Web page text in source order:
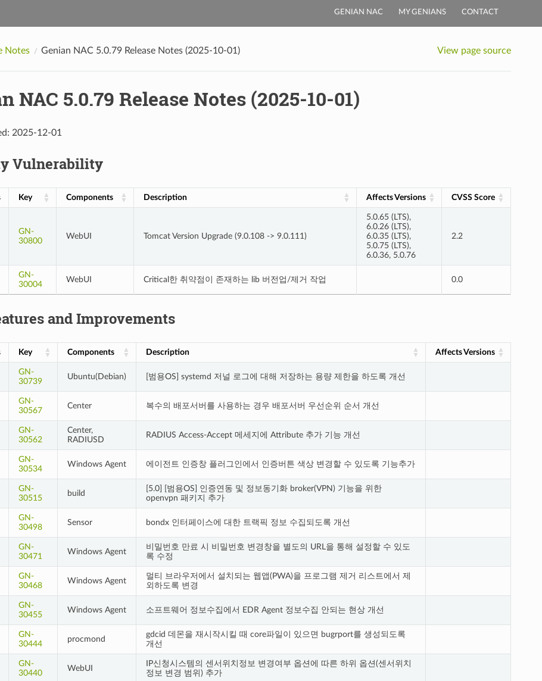
GENIAN NAC MY GENIANS CONTACT
Notes Genian NAC 5.0.79 Release Notes (2025-10-01) View page source
NAC 5.0.79 Release Notes (2025-10-01)
2025-12-01
Vulnerability
Key Components Description Affects Versions CVSS Score
GN-
30800
WebUI Tomcat Version Upgrade (9.0.108 -> 9.0.111)
5.0.65 (LTS),
6.0.26 (LTS),
6.0.35 (LTS),
5.0.75 (LTS),
6.0.36, 5.0.76
2.2
GN-
30004
WebUI Critical한 취약점이 존재하는 lib 버전업/제거 작업 0.0
and Improvements
Key Components Description Affects Versions
GN-
30739
Ubuntu(Debian) [범용OS] systemd 저널 로그에 대해 저장하는 용량 제한을 하도록 개선
GN-
30567
Center 복수의 배포서버를 사용하는 경우 배포서버 우선순위 순서 개선
GN-
30562
Center,
RADIUSD
RADIUS Access-Accept 메세지에 Attribute 추가 기능 개선
GN-
30534
Windows Agent 에이전트 인증창 플러그인에서 인증버튼 색상 변경할 수 있도록 기능추가
GN-
30515
build
[5.0] [범용OS] 인증연동 및 정보동기화 broker(VPN) 기능을 위한
openvpn 패키지 추가
GN-
30498
Sensor bondx 인터페이스에 대한 트랙픽 정보 수집되도록 개선
GN-
30471
Windows Agent
비밀번호 만료 시 비밀번호 변경창을 별도의 URL을 통해 설정할 수 있도
록 수정
GN-
30468
Windows Agent
멀티 브라우저에서 설치되는 웹앱(PWA)을 프로그램 제거 리스트에서 제
외하도록 변경
GN-
30455
Windows Agent 소프트웨어 정보수집에서 EDR Agent 정보수집 안되는 현상 개선
GN-
30444
procmond
gdcid 데몬을 재시작시킬 때 core파일이 있으면 bugrport를 생성되도록
개선
GN-
30440
WebUI
IP신청시스템의 센서위치정보 변경여부 옵션에 따른 하위 옵션(센서위치
정보 변경 범위) 추가